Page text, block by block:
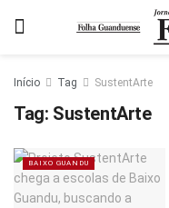
Início Tag SustentArte
Tag: SustentArte
BAIXO GUANDU